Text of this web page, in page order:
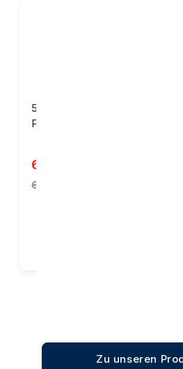
50 Gramm Goldbarren -
PAMP Suisse
6.204,70 €
6.238,00 €
Zu unseren